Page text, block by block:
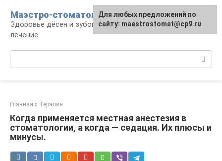
контенту
Маэстро-стоматолог
Здоровье дёсен и зубов, диагностика и
лечение
Главная » Терапия
Когда применяется местная анестезия в
стоматологии, а когда — седация. Их плюсы и
минусы.
Для любых предложений по
сайту: maestrostomat@cp9.ru